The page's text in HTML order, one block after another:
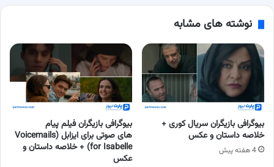
نوشته های مشابه
بیوگرافی بازیگران سریال کوری +
خلاصه داستان و عکس
4 هفته پیش
بیوگرافی بازیگران فیلم پیام
های صوتی برای ایزابل (Voicemails
for Isabelle) + خلاصه داستان و
عکس